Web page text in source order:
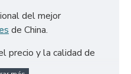
del mejor
de China.
precio y la calidad de